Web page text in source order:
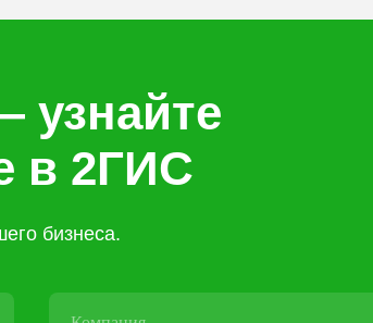
узнайте
в 2ГИС
бизнеса.